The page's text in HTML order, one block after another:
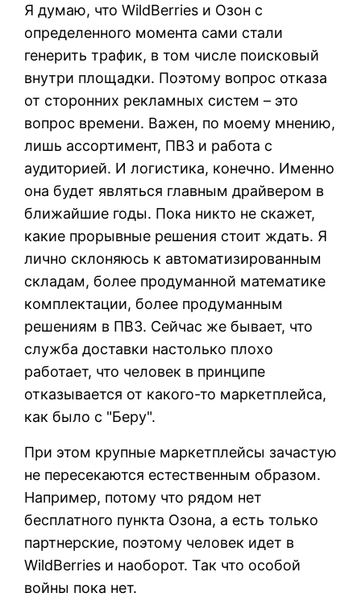
Я думаю, что WildBerries и Озон с
определенного момента сами стали
генерить трафик, в том числе поисковый
внутри площадки. Поэтому вопрос отказа
от сторонних рекламных систем – это
вопрос времени. Важен, по моему мнению,
лишь ассортимент, ПВЗ и работа с
аудиторией. И логистика, конечно. Именно
она будет являться главным драйвером в
ближайшие годы. Пока никто не скажет,
какие прорывные решения стоит ждать. Я
лично склоняюсь к автоматизированным
складам, более продуманной математике
комплектации, более продуманным
решениям в ПВЗ. Сейчас же бывает, что
служба доставки настолько плохо
работает, что человек в принципе
отказывается от какого-то маркетплейса,
как было с "Беру".
При этом крупные маркетплейсы зачастую
не пересекаются естественным образом.
Например, потому что рядом нет
бесплатного пункта Озона, а есть только
партнерские, поэтому человек идет в
WildBerries и наоборот. Так что особой
войны пока нет.